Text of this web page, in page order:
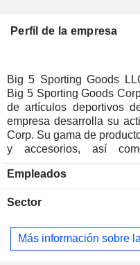
Perfil de la empresa
Big 5 Sporting Goods
Big 5 Sporting Goods
de artículos deportivos
empresa desarrolla su
Corp. Su gama de
y accesorios, así
destinado a deportes de
de invierno y verano.
marca Big 5 Sporting
productos en un formato
Empleados
Sector
Más información sobre